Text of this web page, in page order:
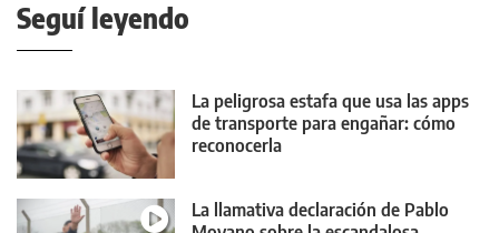
Seguí leyendo
La peligrosa estafa que usa las apps
de transporte para engañar: cómo
reconocerla
La llamativa declaración de Pablo